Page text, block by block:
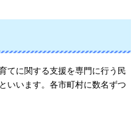
てに関する支援を専門に行う民
いいます。 各市町村に数名ずつ